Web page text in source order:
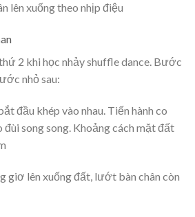
lên xuống theo nhịp điệu
2 khi học nhảy shuffle dance. Bước
nhỏ sau:
đầu khép vào nhau. Tiến hành co
đùi song song. Khoảng cách mặt đất
giơ lên xuống đất, lướt bàn chân còn